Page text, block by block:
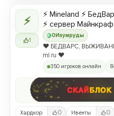
⚡
1
0 Изумруды
⚡ Mineland ⚡
⚡ сервер
❤️ БЕДВАРС,
ml.ru ❤️
350 игроков онлайн
Хардкор 0 Ивенты 0